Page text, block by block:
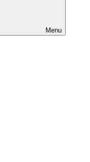
Menu